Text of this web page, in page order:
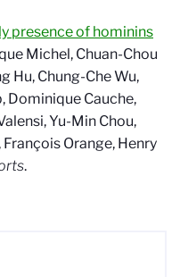
presence of hominins
Michel, Chuan-Chou
Hu, Chung-Che Wu,
Dominique Cauche,
Yu-Min Chou,
Orange, Henry
.